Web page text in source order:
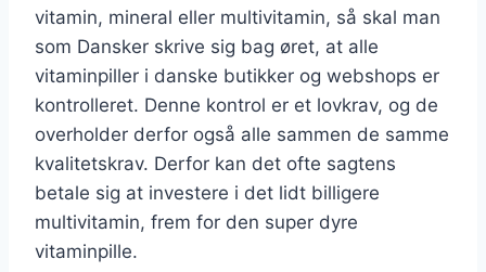
vitamin, mineral eller multivitamin, så skal man
som Dansker skrive sig bag øret, at alle
vitaminpiller i danske butikker og webshops er
kontrolleret. Denne kontrol er et lovkrav, og de
overholder derfor også alle sammen de samme
kvalitetskrav. Derfor kan det ofte sagtens
betale sig at investere i det lidt billigere
multivitamin, frem for den super dyre
vitaminpille.